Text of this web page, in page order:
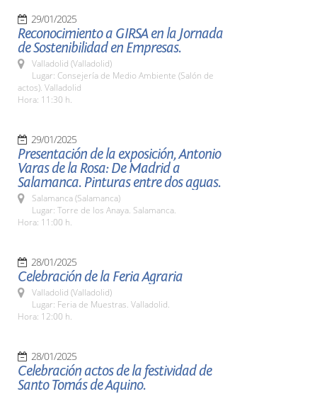
29/01/2025
Reconocimiento a GIRSA en la Jornada
de Sostenibilidad en Empresas.
Valladolid (Valladolid)
Lugar: Consejería de Medio Ambiente (Salón de
actos). Valladolid
Hora: 11:30 h.
29/01/2025
Presentación de la exposición, Antonio
Varas de la Rosa: De Madrid a
Salamanca. Pinturas entre dos aguas.
Salamanca (Salamanca)
Lugar: Torre de los Anaya. Salamanca.
Hora: 11:00 h.
28/01/2025
Celebración de la Feria Agraria
Valladolid (Valladolid)
Lugar: Feria de Muestras. Valladolid.
Hora: 12:00 h.
28/01/2025
Celebración actos de la festividad de
Santo Tomás de Aquino.